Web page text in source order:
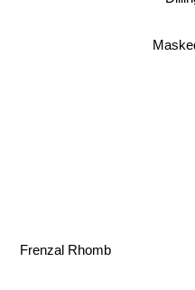
Frenzal Rhomb